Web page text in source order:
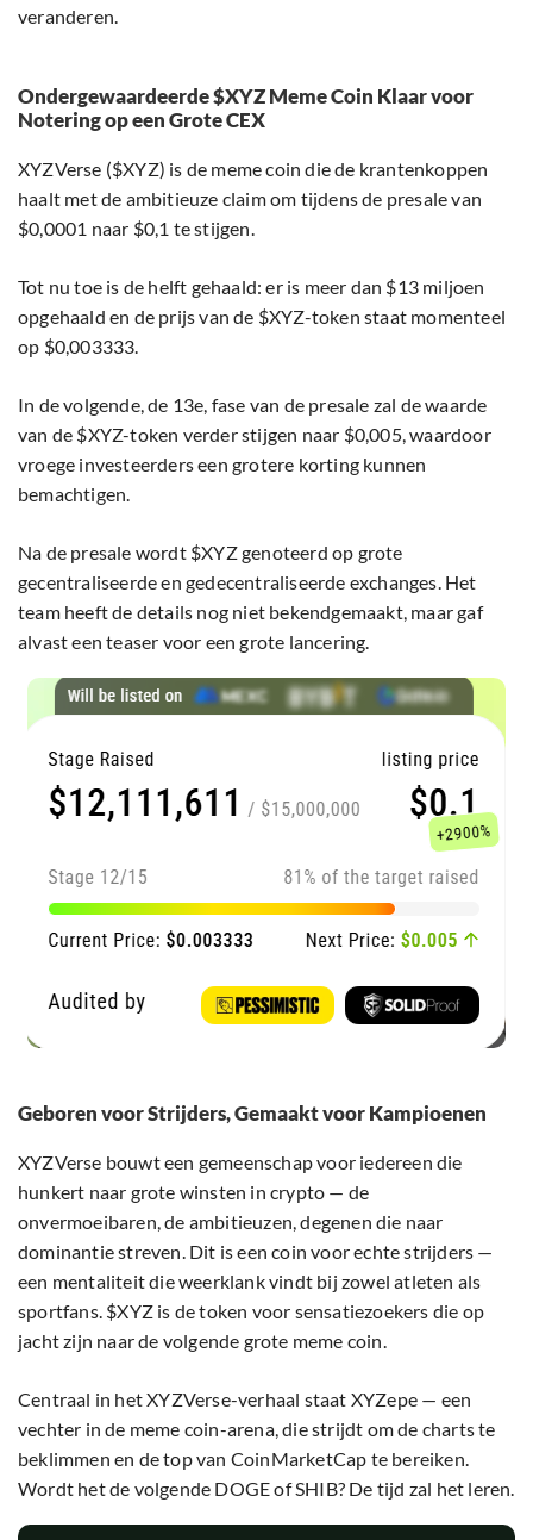
veranderen.
Ondergewaardeerde $XYZ Meme Coin Klaar voor
Notering op een Grote CEX
XYZVerse ($XYZ) is de meme coin die de krantenkoppen
haalt met de ambitieuze claim om tijdens de presale van
$0,0001 naar $0,1 te stijgen.
Tot nu toe is de helft gehaald: er is meer dan $13 miljoen
opgehaald en de prijs van de $XYZ-token staat momenteel
op $0,003333.
In de volgende, de 13e, fase van de presale zal de waarde
van de $XYZ-token verder stijgen naar $0,005, waardoor
vroege investeerders een grotere korting kunnen
bemachtigen.
Na de presale wordt $XYZ genoteerd op grote
gecentraliseerde en gedecentraliseerde exchanges. Het
team heeft de details nog niet bekendgemaakt, maar gaf
alvast een teaser voor een grote lancering.
Geboren voor Strijders, Gemaakt voor Kampioenen
XYZVerse bouwt een gemeenschap voor iedereen die
hunkert naar grote winsten in crypto — de
onvermoeibaren, de ambitieuzen, degenen die naar
dominantie streven. Dit is een coin voor echte strijders —
een mentaliteit die weerklank vindt bij zowel atleten als
sportfans. $XYZ is de token voor sensatiezoekers die op
jacht zijn naar de volgende grote meme coin.
Centraal in het XYZVerse-verhaal staat XYZepe — een
vechter in de meme coin-arena, die strijdt om de charts te
beklimmen en de top van CoinMarketCap te bereiken.
Wordt het de volgende DOGE of SHIB? De tijd zal het leren.